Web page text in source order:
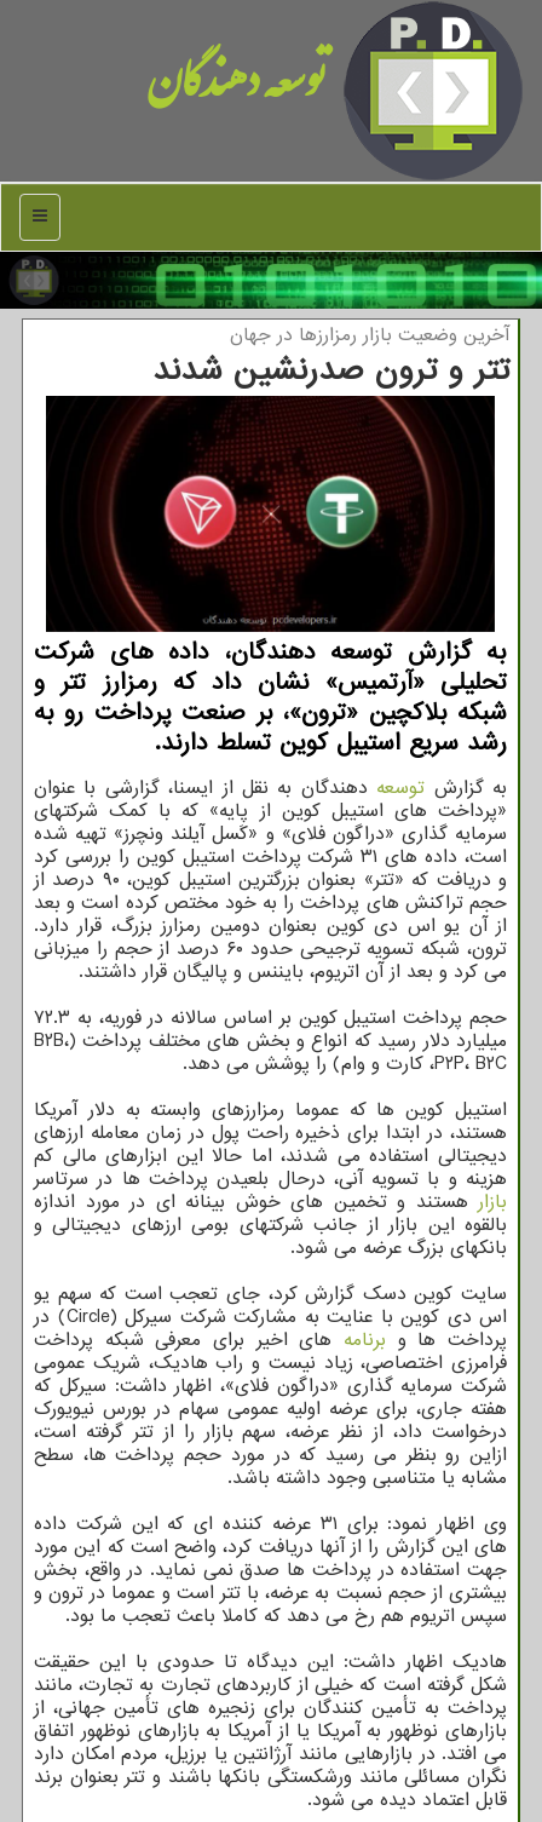
توسعه دهندگان
منو
آخرین وضعیت بازار رمزارزها در جهان
تتر و ترون صدرنشین شدند
به گزارش توسعه دهندگان، داده های شرکت
تحلیلی «آرتمیس» نشان داد که رمزارز تتر و
شبکه بلاکچین «ترون»، بر صنعت پرداخت رو به
رشد سریع استیبل کوین تسلط دارند.
به گزارش توسعه دهندگان به نقل از ایسنا، گزارشی با عنوان
«پرداخت های استیبل کوین از پایه» که با کمک شرکتهای
سرمایه گذاری «دراگون فلای» و «کَسل آیلند ونچرز» تهیه شده
است، داده های ۳۱ شرکت پرداخت استیبل کوین را بررسی کرد
و دریافت که «تتر» بعنوان بزرگترین استیبل کوین، ۹۰ درصد از
حجم تراکنش های پرداخت را به خود مختص کرده است و بعد
از آن یو اس دی کوین بعنوان دومین رمزارز بزرگ، قرار دارد.
ترون، شبکه تسویه ترجیحی حدود ۶۰ درصد از حجم را میزبانی
می کرد و بعد از آن اتریوم، بایننس و پالیگان قرار داشتند.
حجم پرداخت استیبل کوین بر اساس سالانه در فوریه، به ۷۲.۳
میلیارد دلار رسید که انواع و بخش های مختلف پرداخت (B۲B،
P۲P، B۲C، کارت و وام) را پوشش می دهد.
استیبل کوین ها که عموما رمزارزهای وابسته به دلار آمریکا
هستند، در ابتدا برای ذخیره راحت پول در زمان معامله ارزهای
دیجیتالی استفاده می شدند، اما حالا این ابزارهای مالی کم
هزینه و با تسویه آنی، درحال بلعیدن پرداخت ها در سرتاسر
بازار هستند و تخمین های خوش بینانه ای در مورد اندازه
بالقوه این بازار از جانب شرکتهای بومی ارزهای دیجیتالی و
بانکهای بزرگ عرضه می شود.
سایت کوین دسک گزارش کرد، جای تعجب است که سهم یو
اس دی کوین با عنایت به مشارکت شرکت سیرکل (Circle) در
پرداخت ها و برنامه های اخیر برای معرفی شبکه پرداخت
فرامرزی اختصاصی، زیاد نیست و راب هادیک، شریک عمومی
شرکت سرمایه گذاری «دراگون فلای»، اظهار داشت: سیرکل که
هفته جاری، برای عرضه اولیه عمومی سهام در بورس نیویورک
درخواست داد، از نظر عرضه، سهم بازار را از تتر گرفته است،
ازاین رو بنظر می رسید که در مورد حجم پرداخت ها، سطح
مشابه یا متناسبی وجود داشته باشد.
وی اظهار نمود: برای ۳۱ عرضه کننده ای که این شرکت داده
های این گزارش را از آنها دریافت کرد، واضح است که این مورد
جهت استفاده در پرداخت ها صدق نمی نماید. در واقع، بخش
بیشتری از حجم نسبت به عرضه، با تتر است و عموما در ترون و
سپس اتریوم هم رخ می دهد که کاملا باعث تعجب ما بود.
هادیک اظهار داشت: این دیدگاه تا حدودی با این حقیقت
شکل گرفته است که خیلی از کاربردهای تجارت به تجارت، مانند
پرداخت به تأمین کنندگان برای زنجیره های تأمین جهانی، از
بازارهای نوظهور به آمریکا یا از آمریکا به بازارهای نوظهور اتفاق
می افتد. در بازارهایی مانند آرژانتین یا برزیل، مردم امکان دارد
نگران مسائلی مانند ورشکستگی بانکها باشند و تتر بعنوان برند
قابل اعتماد دیده می شود.